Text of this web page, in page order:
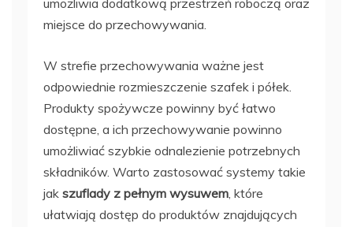
umożliwia dodatkową przestrzeń roboczą oraz
miejsce do przechowywania.
W strefie przechowywania ważne jest
odpowiednie rozmieszczenie szafek i półek.
Produkty spożywcze powinny być łatwo
dostępne, a ich przechowywanie powinno
umożliwiać szybkie odnalezienie potrzebnych
składników. Warto zastosować systemy takie
jak szuflady z pełnym wysuwem, które
ułatwiają dostęp do produktów znajdujących